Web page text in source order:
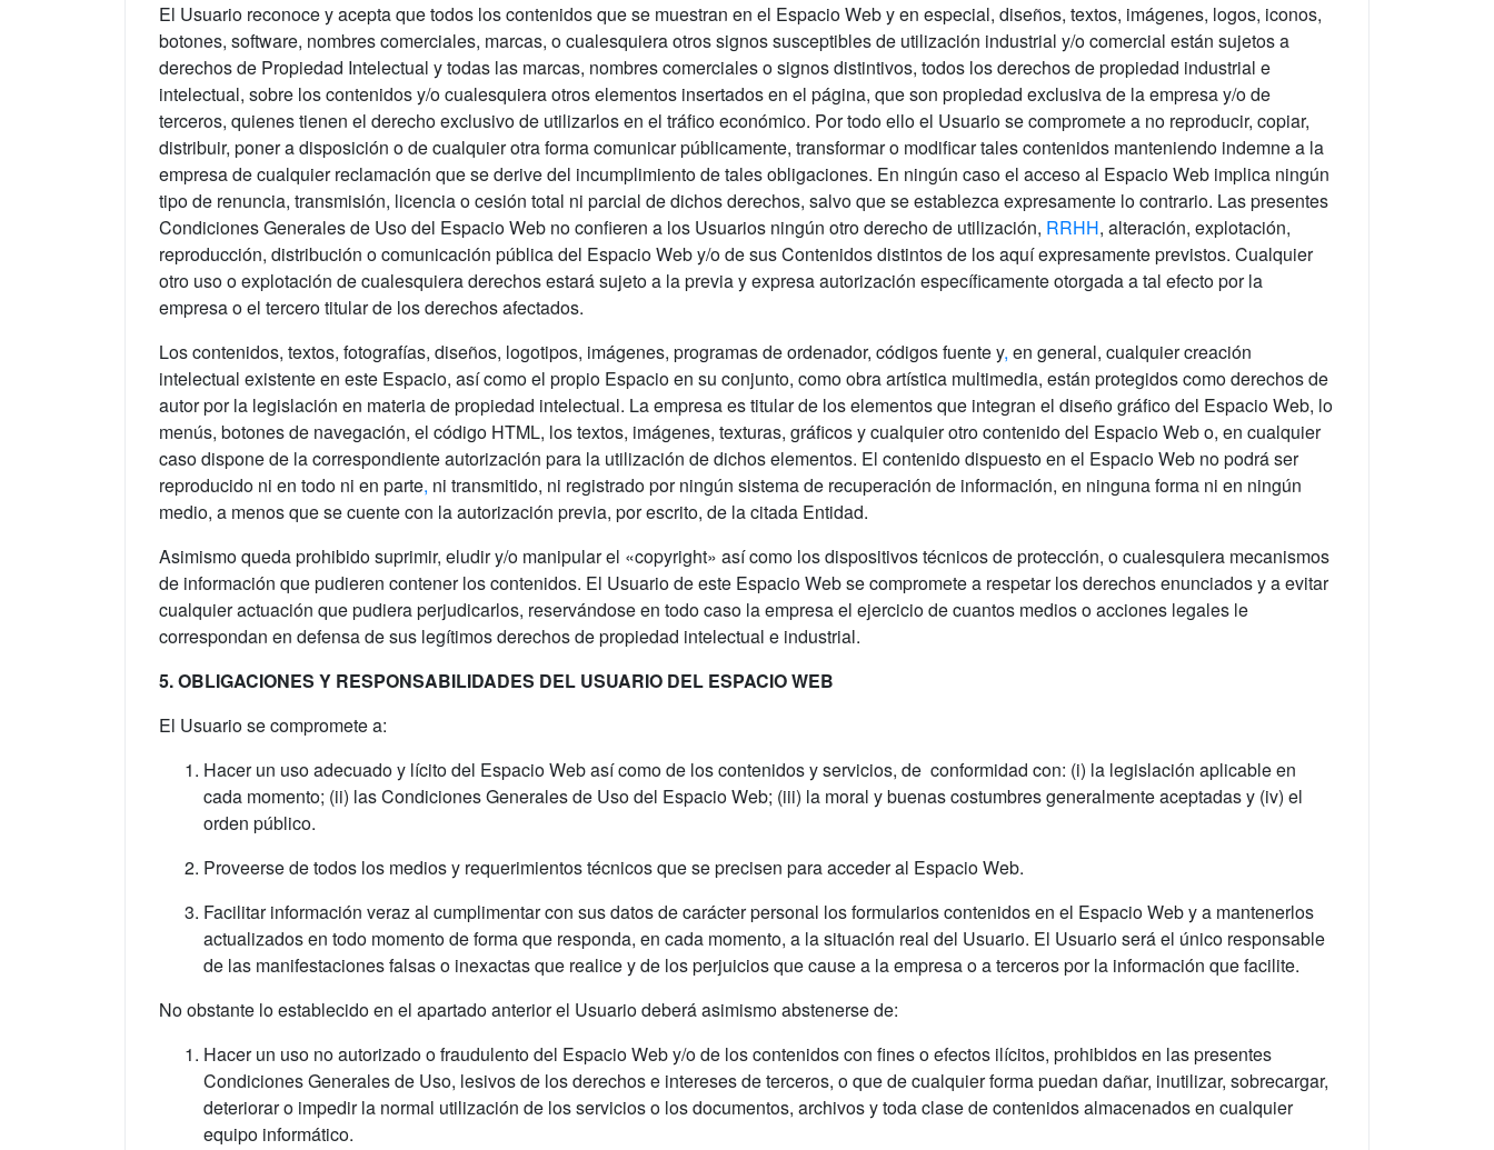
El Usuario reconoce y acepta que todos los contenidos que se muestran en el Espacio Web y en especial, diseños, textos, imágenes, logos, iconos,
botones, software, nombres comerciales, marcas, o cualesquiera otros signos susceptibles de utilización industrial y/o comercial están sujetos a
derechos de Propiedad Intelectual y todas las marcas, nombres comerciales o signos distintivos, todos los derechos de propiedad industrial e
intelectual, sobre los contenidos y/o cualesquiera otros elementos insertados en el página, que son propiedad exclusiva de la empresa y/o de
terceros, quienes tienen el derecho exclusivo de utilizarlos en el tráfico económico. Por todo ello el Usuario se compromete a no reproducir, copiar,
distribuir, poner a disposición o de cualquier otra forma comunicar públicamente, transformar o modificar tales contenidos manteniendo indemne a la
empresa de cualquier reclamación que se derive del incumplimiento de tales obligaciones. En ningún caso el acceso al Espacio Web implica ningún
tipo de renuncia, transmisión, licencia o cesión total ni parcial de dichos derechos, salvo que se establezca expresamente lo contrario. Las presentes
Condiciones Generales de Uso del Espacio Web no confieren a los Usuarios ningún otro derecho de utilización, RRHH, alteración, explotación,
reproducción, distribución o comunicación pública del Espacio Web y/o de sus Contenidos distintos de los aquí expresamente previstos. Cualquier
otro uso o explotación de cualesquiera derechos estará sujeto a la previa y expresa autorización específicamente otorgada a tal efecto por la
empresa o el tercero titular de los derechos afectados.
Los contenidos, textos, fotografías, diseños, logotipos, imágenes, programas de ordenador, códigos fuente y, en general, cualquier creación
intelectual existente en este Espacio, así como el propio Espacio en su conjunto, como obra artística multimedia, están protegidos como derechos de
autor por la legislación en materia de propiedad intelectual. La empresa es titular de los elementos que integran el diseño gráfico del Espacio Web, lo
menús, botones de navegación, el código HTML, los textos, imágenes, texturas, gráficos y cualquier otro contenido del Espacio Web o, en cualquier
caso dispone de la correspondiente autorización para la utilización de dichos elementos. El contenido dispuesto en el Espacio Web no podrá ser
reproducido ni en todo ni en parte, ni transmitido, ni registrado por ningún sistema de recuperación de información, en ninguna forma ni en ningún
medio, a menos que se cuente con la autorización previa, por escrito, de la citada Entidad.
Asimismo queda prohibido suprimir, eludir y/o manipular el «copyright» así como los dispositivos técnicos de protección, o cualesquiera mecanismos
de información que pudieren contener los contenidos. El Usuario de este Espacio Web se compromete a respetar los derechos enunciados y a evitar
cualquier actuación que pudiera perjudicarlos, reservándose en todo caso la empresa el ejercicio de cuantos medios o acciones legales le
correspondan en defensa de sus legítimos derechos de propiedad intelectual e industrial.
5. OBLIGACIONES Y RESPONSABILIDADES DEL USUARIO DEL ESPACIO WEB
El Usuario se compromete a:
Hacer un uso adecuado y lícito del Espacio Web así como de los contenidos y servicios, de conformidad con: (i) la legislación aplicable en
cada momento; (ii) las Condiciones Generales de Uso del Espacio Web; (iii) la moral y buenas costumbres generalmente aceptadas y (iv) el
orden público.
Proveerse de todos los medios y requerimientos técnicos que se precisen para acceder al Espacio Web.
Facilitar información veraz al cumplimentar con sus datos de carácter personal los formularios contenidos en el Espacio Web y a mantenerlos
actualizados en todo momento de forma que responda, en cada momento, a la situación real del Usuario. El Usuario será el único responsable
de las manifestaciones falsas o inexactas que realice y de los perjuicios que cause a la empresa o a terceros por la información que facilite.
No obstante lo establecido en el apartado anterior el Usuario deberá asimismo abstenerse de:
Hacer un uso no autorizado o fraudulento del Espacio Web y/o de los contenidos con fines o efectos ilícitos, prohibidos en las presentes
Condiciones Generales de Uso, lesivos de los derechos e intereses de terceros, o que de cualquier forma puedan dañar, inutilizar, sobrecargar,
deteriorar o impedir la normal utilización de los servicios o los documentos, archivos y toda clase de contenidos almacenados en cualquier
equipo informático.